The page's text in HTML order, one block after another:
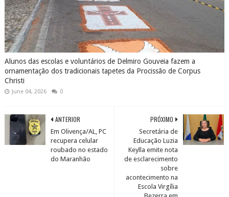
Alunos das escolas e voluntários de Delmiro Gouveia fazem a
ornamentação dos tradicionais tapetes da Procissão de Corpus
Christi
June 04, 2026 0
PRÓXIMO
Secretária de
Educação Luzia
Keylla emite nota
de esclarecimento
sobre
acontecimento na
Escola Virgília
ANTERIOR
Em Olivença/AL, PC
recupera celular
roubado no estado
do Maranhão